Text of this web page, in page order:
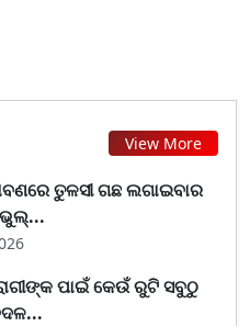
View More
ତୁଳସୀ ଗଛ ଲଗାଇବାର
ପାଇଁ କେଉଁ ରୁଟି ସବୁଠୁ